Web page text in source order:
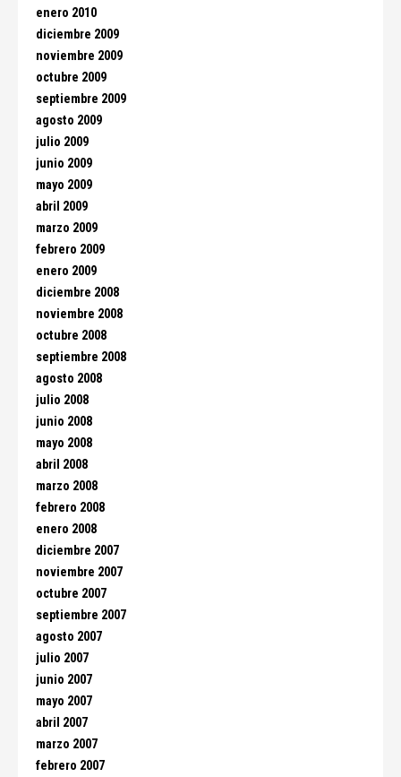
enero 2010
diciembre 2009
noviembre 2009
octubre 2009
septiembre 2009
agosto 2009
julio 2009
junio 2009
mayo 2009
abril 2009
marzo 2009
febrero 2009
enero 2009
diciembre 2008
noviembre 2008
octubre 2008
septiembre 2008
agosto 2008
julio 2008
junio 2008
mayo 2008
abril 2008
marzo 2008
febrero 2008
enero 2008
diciembre 2007
noviembre 2007
octubre 2007
septiembre 2007
agosto 2007
julio 2007
junio 2007
mayo 2007
abril 2007
marzo 2007
febrero 2007